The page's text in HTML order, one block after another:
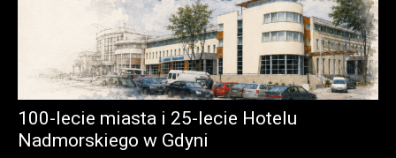
100-lecie miasta i 25-lecie Hotelu
Nadmorskiego w Gdyni